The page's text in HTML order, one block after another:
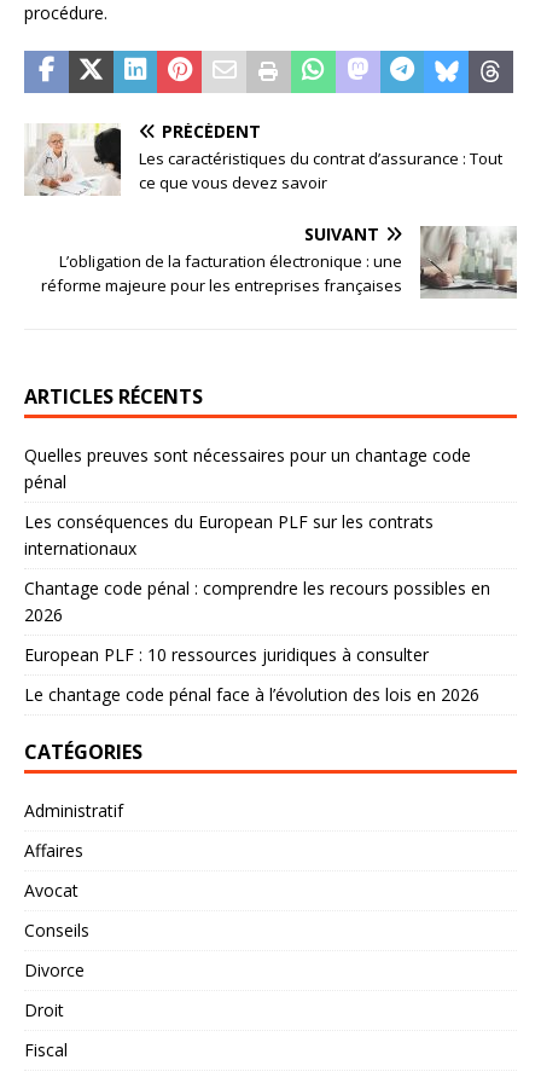
procédure.
PRÉCÉDENT
Les caractéristiques du contrat d’assurance : Tout
ce que vous devez savoir
SUIVANT
L’obligation de la facturation électronique : une
réforme majeure pour les entreprises françaises
ARTICLES RÉCENTS
Quelles preuves sont nécessaires pour un chantage code
pénal
Les conséquences du European PLF sur les contrats
internationaux
Chantage code pénal : comprendre les recours possibles en
2026
European PLF : 10 ressources juridiques à consulter
Le chantage code pénal face à l’évolution des lois en 2026
CATÉGORIES
Administratif
Affaires
Avocat
Conseils
Divorce
Droit
Fiscal